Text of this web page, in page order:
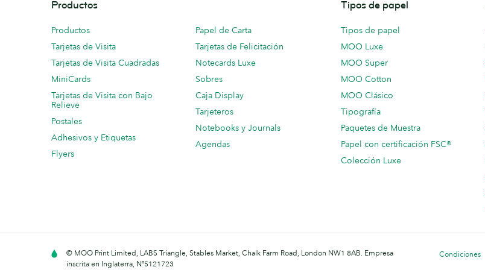
Productos
Productos
Tarjetas de Visita
Tarjetas de Visita Cuadradas
MiniCards
Tarjetas de Visita con Bajo
Relieve
Postales
Adhesivos y Etiquetas
Flyers
Papel de Carta
Tarjetas de Felicitación
Notecards Luxe
Sobres
Caja Display
Tarjeteros
Notebooks y Journals
Agendas
Tipos de papel
Tipos de papel
MOO Luxe
MOO Super
MOO Cotton
MOO Clásico
Tipografía
Paquetes de Muestra
Papel con certificación FSC®
Colección Luxe
Condiciones
© MOO Print Limited, LABS Triangle, Stables Market, Chalk Farm Road, London NW1 8AB. Empresa
inscrita en Inglaterra, Nº5121723